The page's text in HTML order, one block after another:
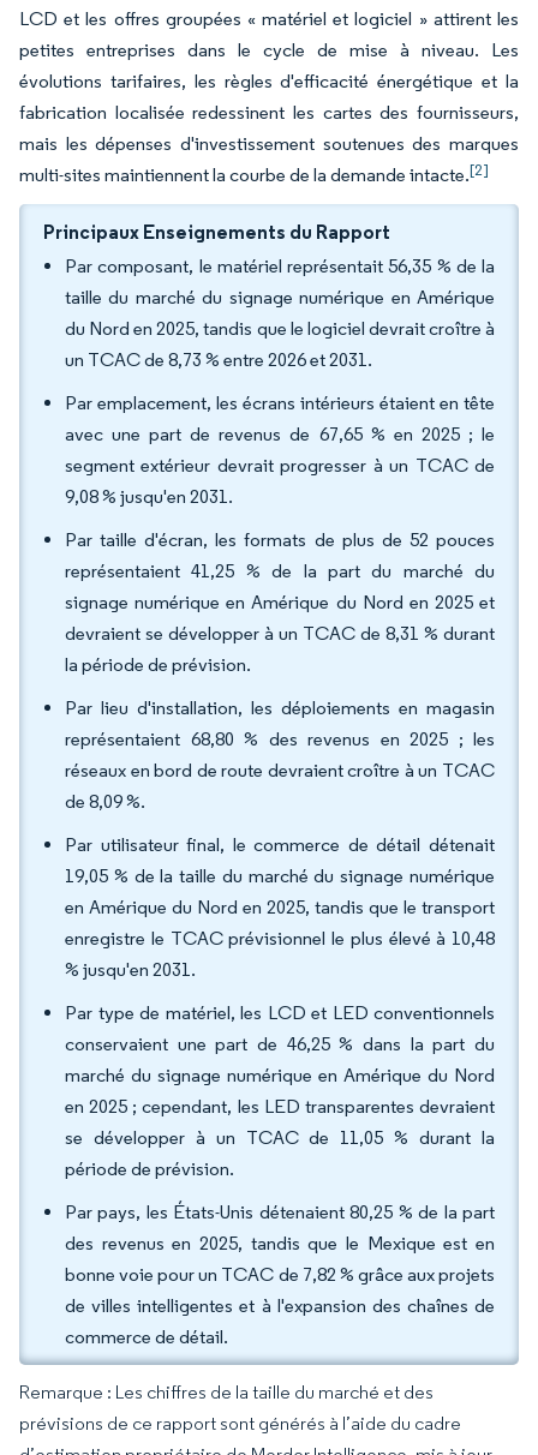
LCD et les offres groupées « matériel et logiciel » attirent les
petites entreprises dans le cycle de mise à niveau. Les
évolutions tarifaires, les règles d'efficacité énergétique et la
fabrication localisée redessinent les cartes des fournisseurs,
mais les dépenses d'investissement soutenues des marques
multi-sites maintiennent la courbe de la demande intacte.[2]
Principaux Enseignements du Rapport
Par composant, le matériel représentait 56,35 % de la
taille du marché du signage numérique en Amérique
du Nord en 2025, tandis que le logiciel devrait croître à
un TCAC de 8,73 % entre 2026 et 2031.
Par emplacement, les écrans intérieurs étaient en tête
avec une part de revenus de 67,65 % en 2025 ; le
segment extérieur devrait progresser à un TCAC de
9,08 % jusqu'en 2031.
Par taille d'écran, les formats de plus de 52 pouces
représentaient 41,25 % de la part du marché du
signage numérique en Amérique du Nord en 2025 et
devraient se développer à un TCAC de 8,31 % durant
la période de prévision.
Par lieu d'installation, les déploiements en magasin
représentaient 68,80 % des revenus en 2025 ; les
réseaux en bord de route devraient croître à un TCAC
de 8,09 %.
Par utilisateur final, le commerce de détail détenait
19,05 % de la taille du marché du signage numérique
en Amérique du Nord en 2025, tandis que le transport
enregistre le TCAC prévisionnel le plus élevé à 10,48
% jusqu'en 2031.
Par type de matériel, les LCD et LED conventionnels
conservaient une part de 46,25 % dans la part du
marché du signage numérique en Amérique du Nord
en 2025 ; cependant, les LED transparentes devraient
se développer à un TCAC de 11,05 % durant la
période de prévision.
Par pays, les États-Unis détenaient 80,25 % de la part
des revenus en 2025, tandis que le Mexique est en
bonne voie pour un TCAC de 7,82 % grâce aux projets
de villes intelligentes et à l'expansion des chaînes de
commerce de détail.
Remarque : Les chiffres de la taille du marché et des
prévisions de ce rapport sont générés à l’aide du cadre